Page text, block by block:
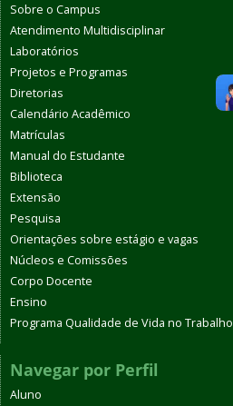
Sobre o Campus
Atendimento Multidisciplinar
Laboratórios
Projetos e Programas
Diretorias
Calendário Acadêmico
Matrículas
Manual do Estudante
Biblioteca
Extensão
Pesquisa
Orientações sobre estágio e vagas
Núcleos e Comissões
Corpo Docente
Ensino
Programa Qualidade de Vida no Trabalho
Navegar por Perfil
Aluno